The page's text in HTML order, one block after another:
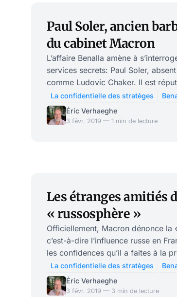
évident
Paul Soler, ancien
du cabinet Macron
L’affaire Benalla amène à
services secrets: Paul Soler,
comme Ludovic Chaker. Il est
dossier libyen. Paul Soler était plus connu comme un spécialiste de la
Libye, jusqu’à l’affaire Benalla.
Monde Afrique en novembre 2018: « L’une de ces figures est
La confidentielle des stratèges
Éric Verhaeghe
3 févr. 2019 — 1 min de lecture
Les étranges amitiés
« russosphère »
Officiellement, Macron dénonce la
c’est-à-dire l’influence russe en
les confidences qu’il a faites à la
son bureau. À en croire Emmanuel
d’une déstabilisation depuis la
que ses proches sont loin de
La confidentielle des stratèges
Éric Verhaeghe
3 févr. 2019 — 3 min de lecture